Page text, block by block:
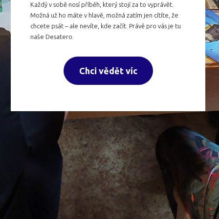
Každý v sobě nosí příběh, který stojí za to vyprávět.
Možná už ho máte v hlavě, možná zatím jen cítíte, že
chcete psát – ale nevíte, kde začít. Právě pro vás je tu
naše Desatero.
Chci vědět víc